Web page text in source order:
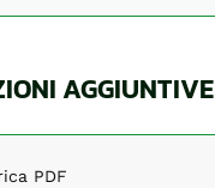
AGGIUNTIVE
PDF